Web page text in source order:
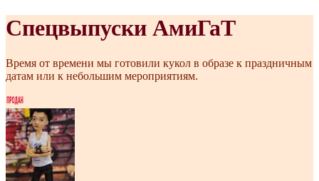
Спецвыпуски АмиГаТ
Время от времени мы готовили кукол в образе к праздничным
датам или к небольшим мероприятиям.